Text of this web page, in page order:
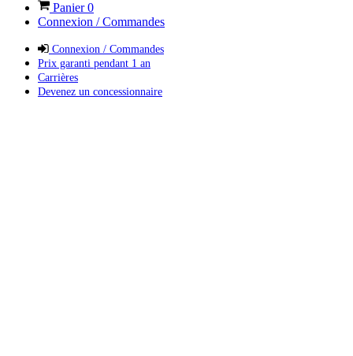
Panier0
Connexion / Commandes
Connexion / Commandes
Prix garanti pendant 1 an
Carrières
Devenez un concessionnaire